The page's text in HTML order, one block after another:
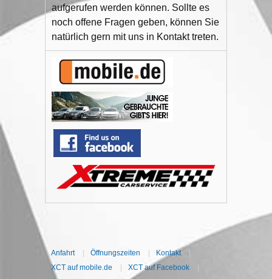
aufgerufen werden können. Sollte es
noch offene Fragen geben, können Sie
natürlich gern mit uns in Kontakt treten.
Anfahrt Öffnungszeiten Kontakt
XCT auf mobile.de
XCT auf Facebook